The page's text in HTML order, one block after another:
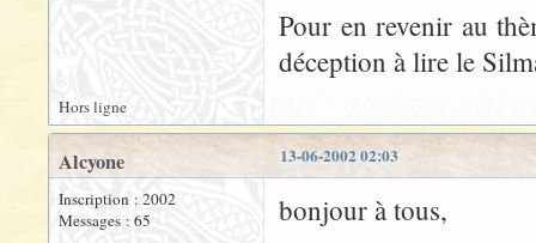
Pour en revenir au
déception à lire le
Hors ligne
13-06-2002 02:03
Alcyone
Inscription : 2002
Messages : 65
bonjour à tous,